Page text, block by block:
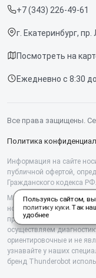
Срочный ремонт
Доставка и способы
Диагностика
Контакты
+7 (343) 226-49-61
г. Екатеринбург,
Посмотреть на
Ежедневно с 8:30
Все права защищены.
Политика
Информация на сайте
публичной офертой,
Гражданского кодекса РФ.
Мы специализируемся на
но не являемся их
профессиональные услуги
осуществляем
ориентировочные и не
узнавайте у наших
бренд Thunderobot
Пользуясь сайтом,
политику куки. Так
удобнее